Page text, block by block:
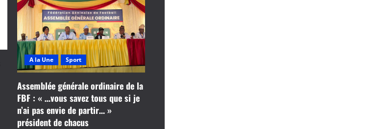
A la Une Sport
Assemblée générale ordinaire de la
FBF : « …vous savez tous que si je
n’ai pas envie de partir… »
président de chacus